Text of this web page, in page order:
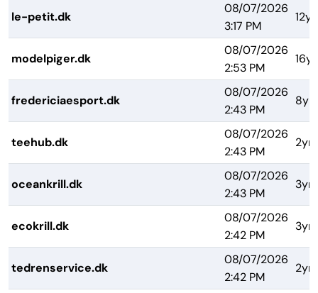
le-petit.dk
08/07/2026
3:17 PM
modelpiger.dk
08/07/2026
2:53 PM
fredericiaesport.dk
08/07/2026
2:43 PM
8yrs
teehub.dk
08/07/2026
2:43 PM
2yrs
oceankrill.dk
08/07/2026
2:43 PM
3yrs
ecokrill.dk
08/07/2026
2:42 PM
3yrs
tedrenservice.dk
08/07/2026
2:42 PM
2yrs